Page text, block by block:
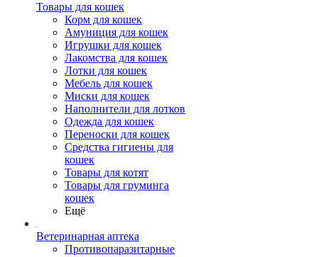
Товары для кошек
Корм для кошек
Амуниция для кошек
Игрушки для кошек
Лакомства для кошек
Лотки для кошек
Мебель для кошек
Миски для кошек
Наполнители для лотков
Одежда для кошек
Переноски для кошек
Средства гигиены для
кошек
Товары для котят
Товары для груминга
кошек
Ещё
Ветеринарная аптека
Противопаразитарные